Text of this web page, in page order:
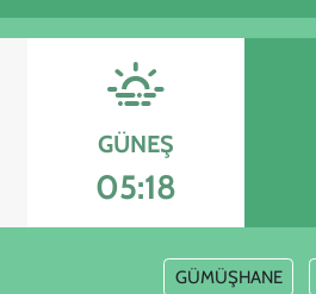
GÜNEŞ
05:18
GÜMÜŞHANE